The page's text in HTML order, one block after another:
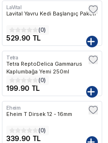
LaVital
Lavital Yavru Kedi Başlangıç Paketi
(0)
529.90 TL
Tetra
Tetra ReptoDelica Gammarus
Kaplumbağa Yemi 250ml
(0)
199.90 TL
Eheim
Eheim T Dirsek 12 - 16mm
(0)
339.90 TL